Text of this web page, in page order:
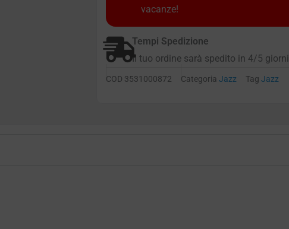
vacanze!
Tempi Spedizione
Il tuo ordine sarà spedito in 4/5 giorni
COD 3531000872 Categoria Jazz Tag Jazz